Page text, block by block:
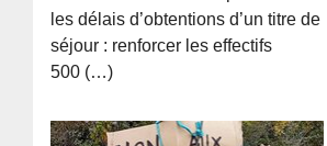
les délais d’obtentions d’un titre de
séjour : renforcer les effectifs
500 (…)